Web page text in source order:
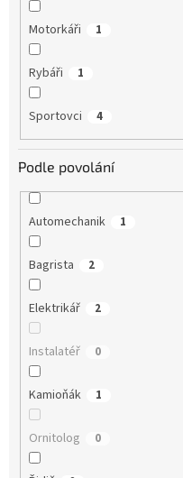
Motorkáři 1
Rybáři 1
Sportovci 4
Podle povolání
Automechanik 1
Bagrista 2
Elektrikář 2
Instalatéř 0
Kamioňák 1
Ornitolog 0